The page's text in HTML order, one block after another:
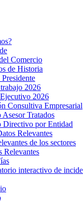
Comercio
de Historia
2026
2026
Consultiva Empresarial
Asesor Tratados
Directivo por Entidad
Relevantes
de los sectores
Relevantes
interactivo de